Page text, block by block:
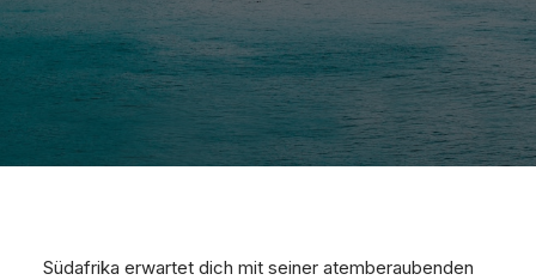
Südafrika erwartet dich mit seiner atemberaubenden